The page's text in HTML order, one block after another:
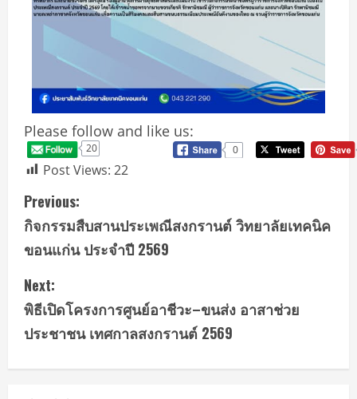
Please follow and like us:
20 0
Post Views: 22
Previous:
กิจกรรมสืบสานประเพณีสงกรานต์ วิทยาลัยเทคนิค
ขอนแก่น ประจำปี 2569
Next:
พิธีเปิดโครงการศูนย์อาชีวะ–ขนส่ง อาสาช่วย
ประชาชน เทศกาลสงกรานต์ 2569